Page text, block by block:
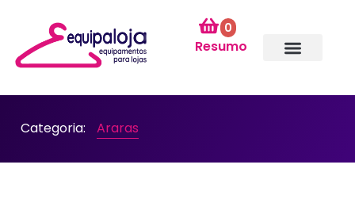
0
Resumo
Categoria: Araras